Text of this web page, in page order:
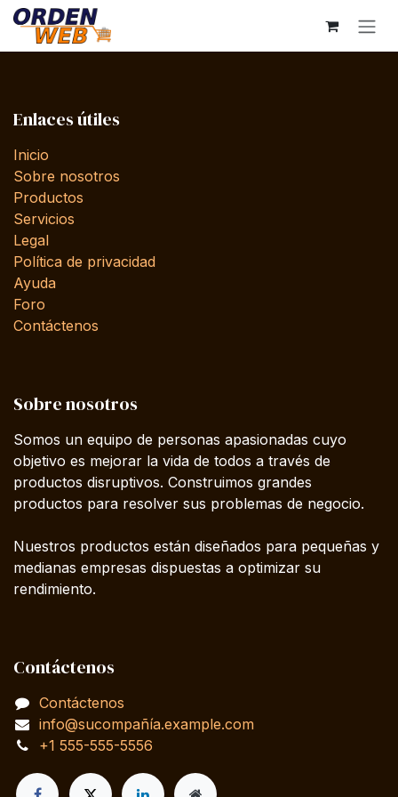
Ir al contenido
Enlaces útiles
Inicio
Sobre nosotros
Productos
Servicios
Legal
Política de privacidad
Ayuda
Foro
Contáctenos
Sobre nosotros
Somos un equipo de personas apasionadas cuyo
objetivo es mejorar la vida de todos a través de
productos disruptivos. Construimos grandes
productos para resolver sus problemas de negocio.
Nuestros productos están diseñados para pequeñas y
medianas empresas dispuestas a optimizar su
rendimiento.
Contáctenos
Contáctenos
info@sucompañía.example.com
+1 555-555-5556